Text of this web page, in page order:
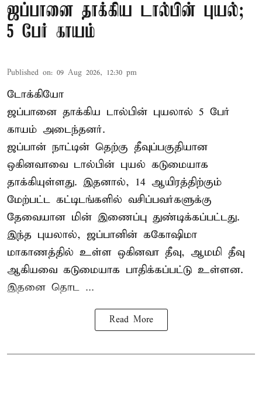
ஜப்பானை தாக்கிய டால்பின் புயல்;
5 பேர் காயம்
Published on: 09 Aug 2026, 12:30 pm
டோக்கியோ
ஜப்பானை தாக்கிய டால்பின் புயலால் 5 பேர்
காயம் அடைந்தனர்.
ஜப்பான் நாட்டின் தெற்கு தீவுப்பகுதியான
ஒகினவாவை டால்பின் புயல் கடுமையாக
தாக்கியுள்ளது. இதனால், 14 ஆயிரத்திற்கும்
மேற்பட்ட கட்டிடங்களில் வசிப்பவர்களுக்கு
தேவையான மின் இணைப்பு துண்டிக்கப்பட்டது.
இந்த புயலால், ஜப்பானின் ககோஷிமா
மாகாணத்தில் உள்ள ஒகினவா தீவு, ஆமமி தீவு
ஆகியவை கடுமையாக பாதிக்கப்பட்டு உள்ளன.
இதனை தொட ...
Read More